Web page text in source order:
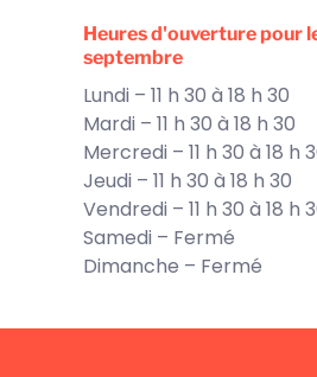
Heures d'ouverture pour
septembre
Lundi – 11 h 30 à 18 h 30
Mardi – 11 h 30 à 18 h 30
Mercredi – 11 h 30 à 18 h
Jeudi – 11 h 30 à 18 h 30
Vendredi – 11 h 30 à 18 h
Samedi – Fermé
Dimanche – Fermé